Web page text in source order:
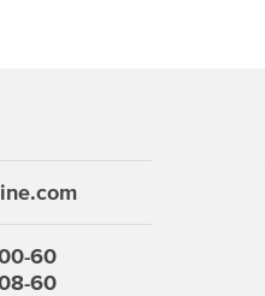
60
60